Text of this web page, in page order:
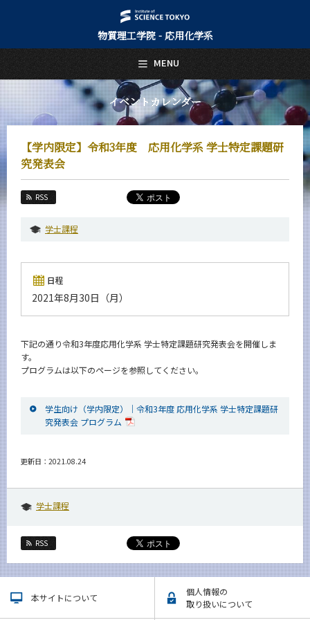
物質理工学院 - 応用化学系
イベントカレンダー
【学内限定】令和3年度 応用化学系 学士特定課題研
究発表会
RSS
学士課程
日程
2021年8月30日（月）
下記の通り令和3年度応用化学系 学士特定課題研究発表会を開催しま
す。
プログラムは以下のページを参照してください。
学生向け（学内限定）｜令和3年度 応用化学系 学士特定課題研
究発表会 プログラム
更新日：2021.08.24
学士課程
RSS
本サイトについて
個人情報の
取り扱いについて
MENU
日本語 English
トップページ
Top Page
応用化学系について
About Us
教育
Education
教員・研究室
Faculty and Laboratories
未来
Admissions
News
イベントカレンダー
今後の課程別イベント
系詳細情報
CLOSE